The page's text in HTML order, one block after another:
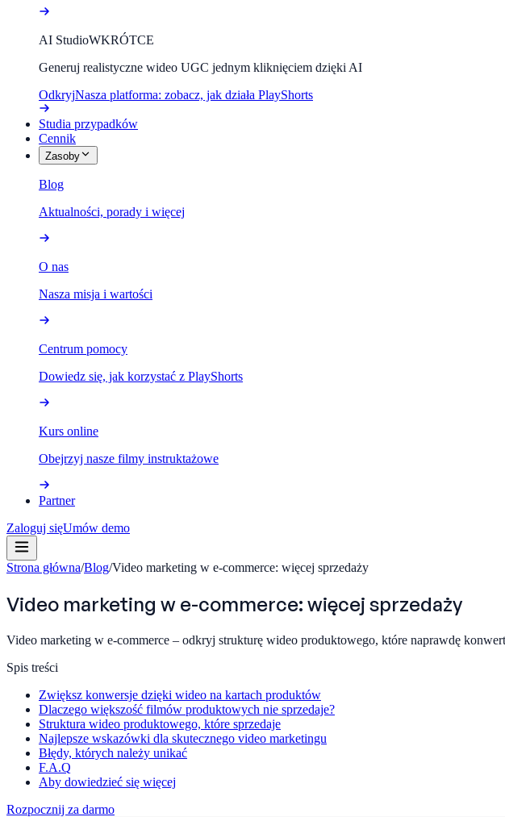
AI StudioWKRÓTCE
Generuj realistyczne wideo UGC jednym kliknięciem dzięki AI
OdkryjNasza platforma: zobacz, jak działa PlayShorts
Studia przypadków
Cennik
Zasoby
Blog
Aktualności, porady i więcej
O nas
Nasza misja i wartości
Centrum pomocy
Dowiedz się, jak korzystać z PlayShorts
Kurs online
Obejrzyj nasze filmy instruktażowe
Partner
Zaloguj sięUmów demo
Strona główna/Blog/Video marketing w e-commerce: więcej sprzedaży
Video marketing w e-commerce: więcej sprzedaży
Video marketing w e-commerce – odkryj strukturę wideo produktowego, które naprawdę
Spis treści
Zwiększ konwersje dzięki wideo na kartach produktów
Dlaczego większość filmów produktowych nie sprzedaje?
Struktura wideo produktowego, które sprzedaje
Najlepsze wskazówki dla skutecznego video marketingu
Błędy, których należy unikać
F.A.Q
Aby dowiedzieć się więcej
Rozpocznij za darmo